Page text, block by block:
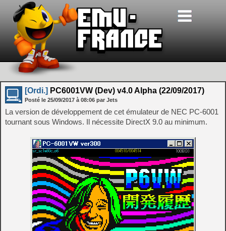
[Ordi.] PC6001VW (Dev) v4.0 Alpha (22/09/2017)
Posté le 25/09/2017 à 08:06 par Jets
La version de développement de cet émulateur de NEC PC-6001
tournant sous Windows. Il nécessite DirectX 9.0 au minimum.